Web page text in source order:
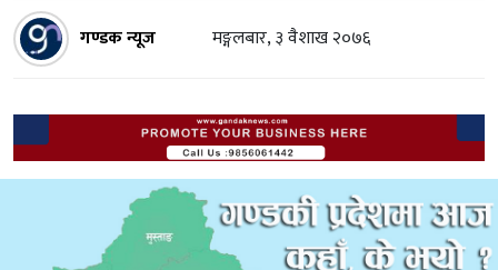
गण्डक न्यूज मङ्गलबार, ३ वैशाख २०७६